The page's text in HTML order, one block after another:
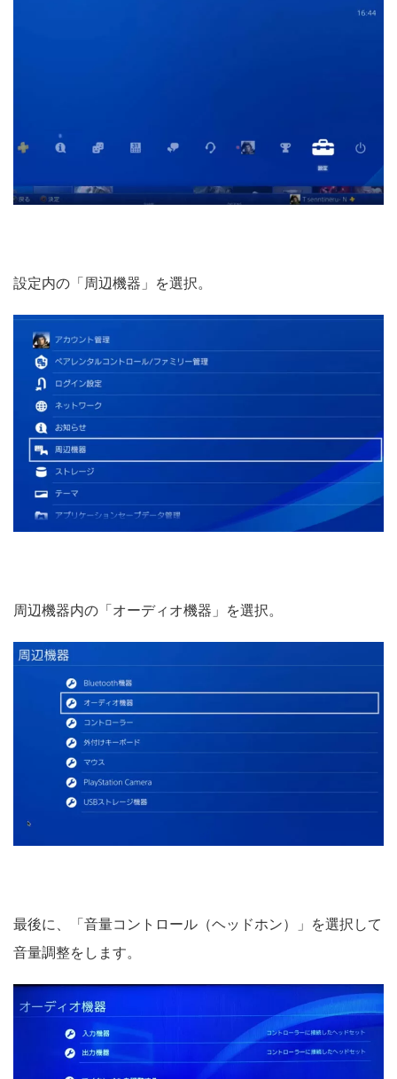
設定内の「周辺機器」を選択。
周辺機器内の「オーディオ機器」を選択。
最後に、「音量コントロール（ヘッドホン）」を選択して
音量調整をします。